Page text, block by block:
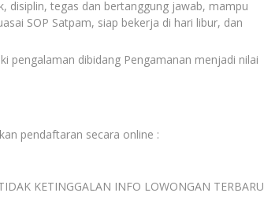
disiplin, tegas dan bertanggung jawab, mampu
SOP Satpam, siap bekerja di hari libur, dan
pengalaman dibidang Pengamanan menjadi nilai
pendaftaran secara online :
KETINGGALAN INFO LOWONGAN TERBARU